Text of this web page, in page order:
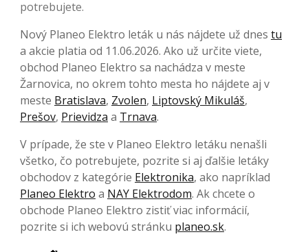
potrebujete.
Nový Planeo Elektro leták u nás nájdete už dnes tu
a akcie platia od 11.06.2026. Ako už určite viete,
obchod Planeo Elektro sa nachádza v meste
Žarnovica, no okrem tohto mesta ho nájdete aj v
meste Bratislava, Zvolen, Liptovský Mikuláš,
Prešov, Prievidza a Trnava.
V prípade, že ste v Planeo Elektro letáku nenašli
všetko, čo potrebujete, pozrite si aj ďalšie letáky
obchodov z kategórie Elektronika, ako napríklad
Planeo Elektro a NAY Elektrodom. Ak chcete o
obchode Planeo Elektro zistiť viac informácií,
pozrite si ich webovú stránku planeo.sk.